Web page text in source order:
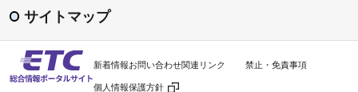
ETC利用照会サービス
料金検索
利用履歴の印刷
ETC車載器
セットアップ
ETC車載器の譲渡・廃棄
ETCシステム利用規程
よくある質問
サイトマップ
新着情報お問い合わせ関連リンク 禁止・免責事項
個人情報保護方針